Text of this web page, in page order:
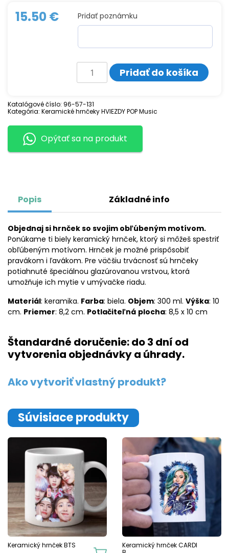
15.50€ Pridať poznámku
množstvo
Keramický
hrnček
ARTHUR
Pridať do košíka
Katalógové číslo: 96-57-131
Kategória: Keramické hrnčeky HVIEZDY POP Music
Opýtať sa na produkt
Popis Základné info
Objednaj si hrnček so svojim obľúbeným motívom.
Ponúkame ti biely keramický hrnček, ktorý si môžeš spestriť
obľúbeným motívom. Hrnček je možné prispôsobiť
pravákom i ľavákom. Pre väčšiu trvácnosť sú hrnčeky
potiahnuté špeciálnou glazúrovanou vrstvou, ktorá
umožňuje ich mytie v umývačke riadu.
Materiál: keramika. Farba: biela. Objem: 300 ml. Výška: 10
cm. Priemer: 8,2 cm. Potlačiteľná plocha: 8,5 x 10 cm
Štandardné doručenie: do 3 dní od
vytvorenia objednávky a úhrady.
Ako vytvoriť vlastný produkt?
Súvisiace produkty
Keramický hrnček BTS
Keramický hrnček CARDI